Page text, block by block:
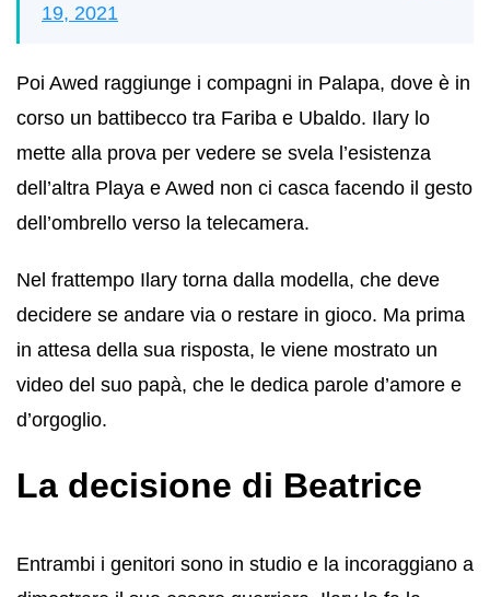
19, 2021
Poi Awed raggiunge i compagni in Palapa, dove è in
corso un battibecco tra Fariba e Ubaldo. Ilary lo
mette alla prova per vedere se svela l’esistenza
dell’altra Playa e Awed non ci casca facendo il gesto
dell’ombrello verso la telecamera.
Nel frattempo Ilary torna dalla modella, che deve
decidere se andare via o restare in gioco. Ma prima
in attesa della sua risposta, le viene mostrato un
video del suo papà, che le dedica parole d’amore e
d’orgoglio.
La decisione di Beatrice
Entrambi i genitori sono in studio e la incoraggiano a